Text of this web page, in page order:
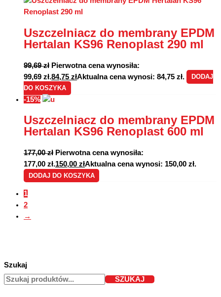
Szukaj
SZUKAJ
Uszczelniacz do membrany EPDM
Hertalan KS96 Renoplast 290 ml
99,69zł Pierwotna cena wynosiła:
99,69 zł.84,75 złAktualna cena wynosi: 84,75 zł.
DODAJ
DO KOSZYKA
-15%
Uszczelniacz do membrany EPDM
Hertalan KS96 Renoplast 600 ml
177,00zł Pierwotna cena wynosiła:
177,00 zł.150,00 złAktualna cena wynosi: 150,00 zł.
DODAJ DO KOSZYKA
1
2
→